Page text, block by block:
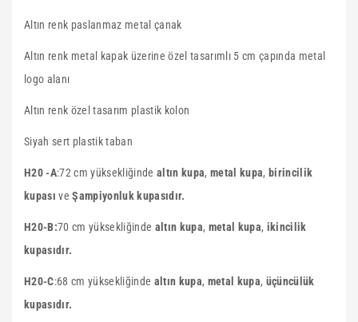
Altın renk paslanmaz metal çanak
Altın renk metal kapak üzerine özel tasarımlı 5 cm çapında metal
logo alanı
Altın renk özel tasarım plastik kolon
Siyah sert plastik taban
H20 -A:72 cm yüksekliğindealtın kupa,metal kupa, birincilik
kupası veŞampiyonluk kupasıdır.
H20-B:70 cm yüksekliğinde altın kupa, metal kupa, ikincilik
kupasıdır.
H20-C:68 cm yüksekliğinde altın kupa, metal kupa, üçüncülük
kupasıdır.